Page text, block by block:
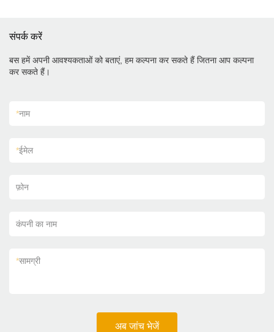
संपर्क करें
बस हमें अपनी आवश्यकताओं को बताएं, हम कल्पना कर सकते हैं जितना आप कल्पना
कर सकते हैं।
*नाम
*ईमेल
फ़ोन
कंपनी का नाम
*सामग्री
अब जांच भेजें